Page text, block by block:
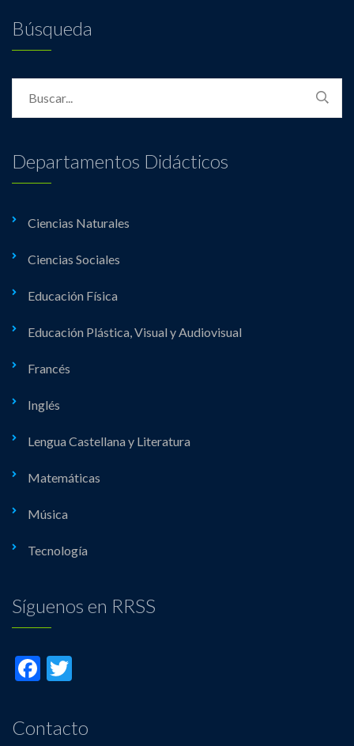
Búsqueda
Departamentos Didácticos
Ciencias Naturales
Ciencias Sociales
Educación Física
Educación Plástica, Visual y Audiovisual
Francés
Inglés
Lengua Castellana y Literatura
Matemáticas
Música
Tecnología
Síguenos en RRSS
Facebook
Contacto